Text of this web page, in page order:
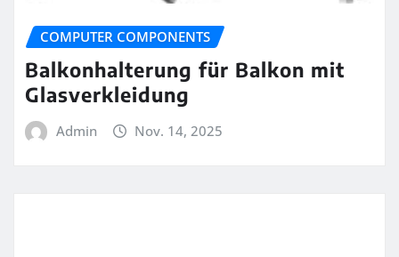
COMPUTER COMPONENTS
Balkonhalterung für Balkon mit
Glasverkleidung
Admin Nov. 14, 2025